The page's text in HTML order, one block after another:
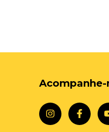
Acompanhe-